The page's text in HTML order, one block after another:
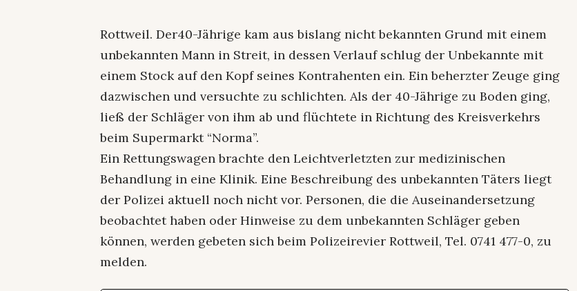
Rottweil. Der40-Jährige kam aus bislang nicht bekannten Grund mit einem
unbekannten Mann in Streit, in dessen Verlauf schlug der Unbekannte mit
einem Stock auf den Kopf seines Kontrahenten ein. Ein beherzter Zeuge ging
dazwischen und versuchte zu schlichten. Als der 40-Jährige zu Boden ging,
ließ der Schläger von ihm ab und flüchtete in Richtung des Kreisverkehrs
beim Supermarkt “Norma”.
Ein Rettungswagen brachte den Leichtverletzten zur medizinischen
Behandlung in eine Klinik. Eine Beschreibung des unbekannten Täters liegt
der Polizei aktuell noch nicht vor. Personen, die die Auseinandersetzung
beobachtet haben oder Hinweise zu dem unbekannten Schläger geben
können, werden gebeten sich beim Polizeirevier Rottweil, Tel. 0741 477-0, zu
melden.